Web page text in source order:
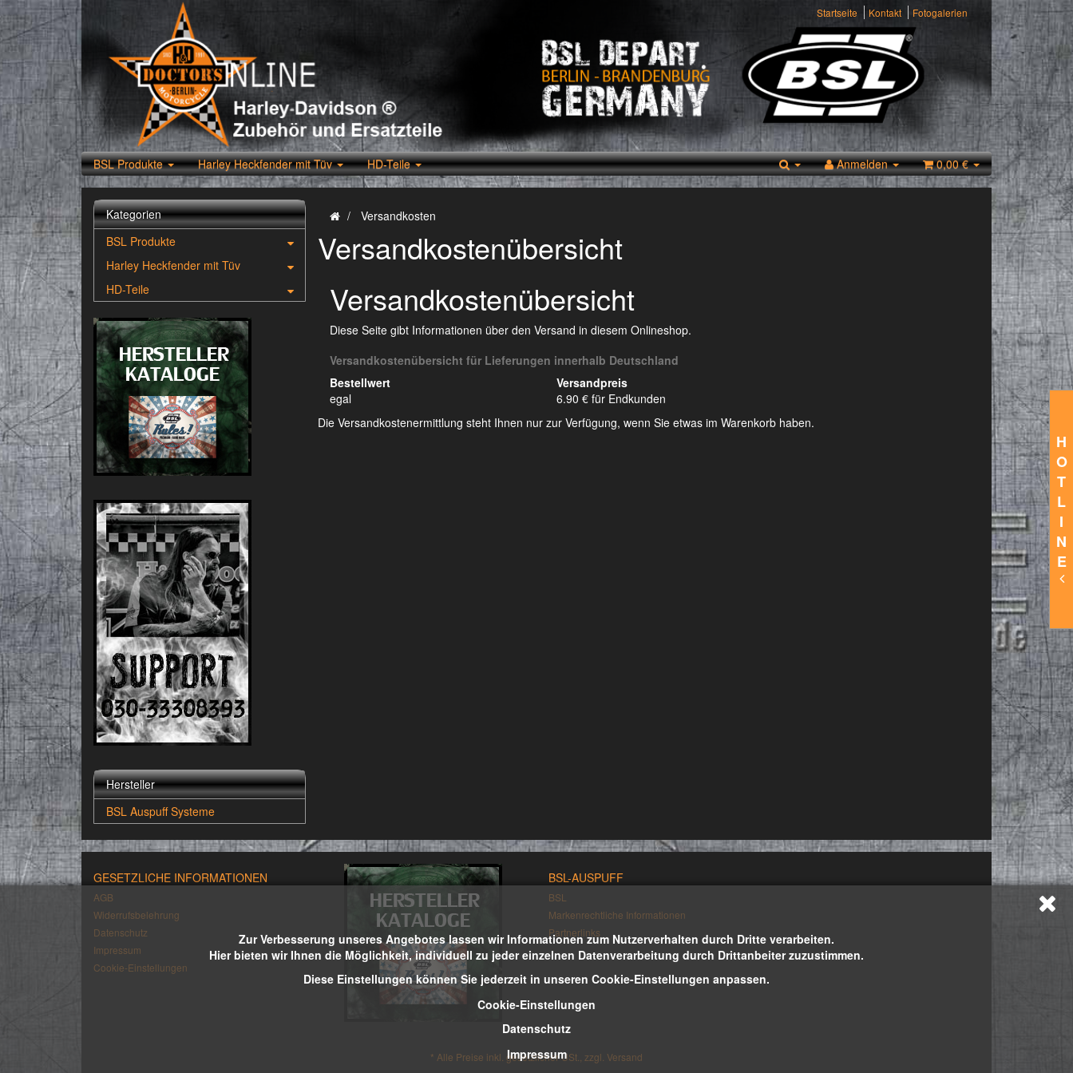
H
O
T
L
I
N
E
Startseite Kontakt Fotogalerien
BSL Produkte Harley Heckfender mit Tüv HD-Teile Anmelden 0,00 €
Zur Verbesserung unseres Angebotes lassen wir Informationen zum Nutzerverhalten durch Dritte verarbeiten.
Hier bieten wir Ihnen die Möglichkeit, individuell zu jeder einzelnen Datenverarbeitung durch Drittanbeiter zuzustimmen.
Diese Einstellungen können Sie jederzeit in unseren Cookie-Einstellungen anpassen.
Cookie-Einstellungen
Datenschutz
Impressum
Versandkosten
Versandkostenübersicht
Versandkostenübersicht
Diese Seite gibt Informationen über den Versand in diesem Onlineshop.
Versandkostenübersicht für Lieferungen innerhalb Deutschland
Bestellwert
Versandpreis
egal
6.90 € für Endkunden
Die Versandkostenermittlung steht Ihnen nur zur Verfügung, wenn Sie etwas im Warenkorb haben.
Kategorien
BSL Produkte
Harley Heckfender mit Tüv
HD-Teile
Hersteller
BSL Auspuff Systeme
GESETZLICHE INFORMATIONEN
AGB
Widerrufsbelehrung
Datenschutz
Impressum
Cookie-Einstellungen
BSL-AUSPUFF
BSL
Markenrechtliche Informationen
Partnerlinks
* Alle Preise inkl. gesetzlicher USt., zzgl. Versand